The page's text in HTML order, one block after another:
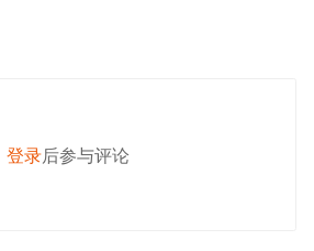
登录后参与评论